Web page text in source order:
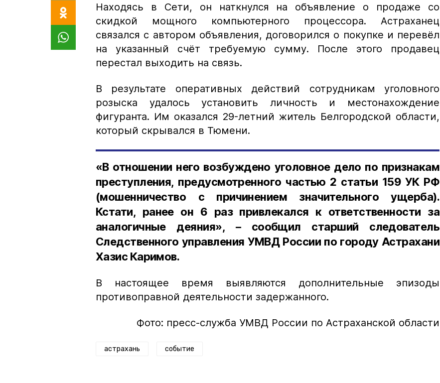
Находясь в Сети, он наткнулся на объявление о продаже со
скидкой мощного компьютерного процессора. Астраханец
связался с автором объявления, договорился о покупке и перевёл
на указанный счёт требуемую сумму. После этого продавец
перестал выходить на связь.
В результате оперативных действий сотрудникам уголовного
розыска удалось установить личность и местонахождение
фигуранта. Им оказался 29-летний житель Белгородской области,
который скрывался в Тюмени.
«В отношении него возбуждено уголовное дело по признакам
преступления, предусмотренного частью 2 статьи 159 УК РФ
(мошенничество с причинением значительного ущерба).
Кстати, ранее он 6 раз привлекался к ответственности за
аналогичные деяния», – сообщил старший следователь
Следственного управления УМВД России по городу Астрахани
Хазис Каримов.
В настоящее время выявляются дополнительные эпизоды
противоправной деятельности задержанного.
Фото: пресс-служба УМВД России по Астраханской области
астрахань событие